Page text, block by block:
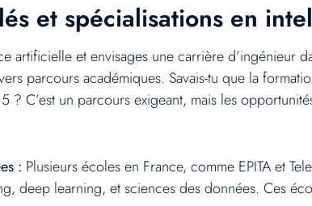
et spécialisations en
artificielle et envisages une carrière
parcours académiques. Savais-tu que la
? C’est un parcours exigeant, mais les
: Plusieurs écoles en France, comme EPITA et
deep learning, et sciences des données. Ces